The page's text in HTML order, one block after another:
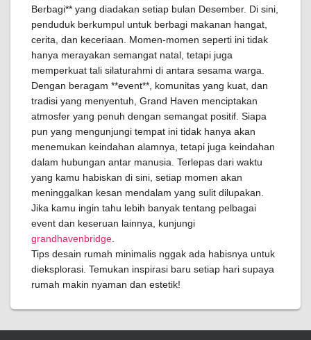
Berbagi** yang diadakan setiap bulan Desember. Di sini,
penduduk berkumpul untuk berbagi makanan hangat,
cerita, dan keceriaan. Momen-momen seperti ini tidak
hanya merayakan semangat natal, tetapi juga
memperkuat tali silaturahmi di antara sesama warga.
Dengan beragam **event**, komunitas yang kuat, dan
tradisi yang menyentuh, Grand Haven menciptakan
atmosfer yang penuh dengan semangat positif. Siapa
pun yang mengunjungi tempat ini tidak hanya akan
menemukan keindahan alamnya, tetapi juga keindahan
dalam hubungan antar manusia. Terlepas dari waktu
yang kamu habiskan di sini, setiap momen akan
meninggalkan kesan mendalam yang sulit dilupakan.
Jika kamu ingin tahu lebih banyak tentang pelbagai
event dan keseruan lainnya, kunjungi
grandhavenbridge
Tips desain rumah minimalis nggak ada habisnya untuk
dieksplorasi. Temukan inspirasi baru setiap hari supaya
rumah makin nyaman dan estetik!